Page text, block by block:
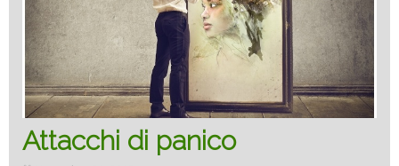
Attacchi di panico